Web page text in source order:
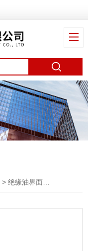
>绝缘油界面张力测试仪